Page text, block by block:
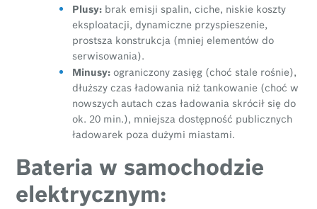
Plusy: brak emisji spalin, ciche, niskie koszty
eksploatacji, dynamiczne przyspieszenie,
prostsza konstrukcja (mniej elementów do
serwisowania).
Minusy: ograniczony zasięg (choć stale rośnie),
dłuższy czas ładowania niż tankowanie (choć w
nowszych autach czas ładowania skrócił się do
ok. 20 min.), mniejsza dostępność publicznych
ładowarek poza dużymi miastami.
Bateria w samochodzie
elektrycznym: